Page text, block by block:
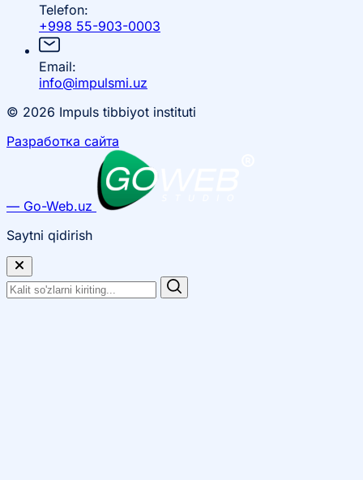
Telefon:
+998 55-903-0003
Email:
info@impulsmi.uz
© 2026 Impuls tibbiyot instituti
Разработка сайта
— Go-Web.uz
Saytni qidirish